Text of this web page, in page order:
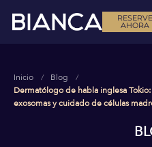
RESERVE
AHORA
Inicio
Blog
Dermatólogo de habla inglesa
exosomas y cuidado de células